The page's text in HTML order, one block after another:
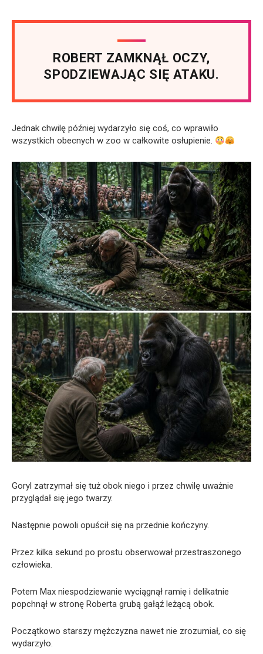
ROBERT ZAMKNĄŁ OCZY,
SPODZIEWAJĄC SIĘ ATAKU.
Jednak chwilę później wydarzyło się coś, co wprawiło
wszystkich obecnych w zoo w całkowite osłupienie.
Goryl zatrzymał się tuż obok niego i przez chwilę uważnie
przyglądał się jego twarzy.
Następnie powoli opuścił się na przednie kończyny.
Przez kilka sekund po prostu obserwował przestraszonego
człowieka.
Potem Max niespodziewanie wyciągnął ramię i delikatnie
popchnął w stronę Roberta grubą gałąź leżącą obok.
Początkowo starszy mężczyzna nawet nie zrozumiał, co się
wydarzyło.